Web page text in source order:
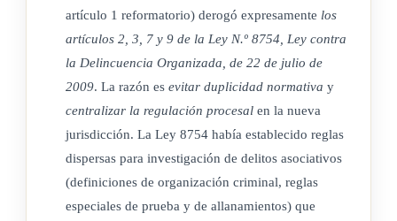
Se reforma el artículo 6 de la Ley N.º 8754, Ley contra la
Delincuencia Organizada, de 22 de julio de 2009. El texto es
el siguiente:
Artículo 6 Suspensión del término de prescripción de la
acción penal
El cómputo de la prescripción se suspenderá por lo siguiente:
artículo 1 reformatorio) derogó expresamente los
artículos 2, 3, 7 y 9 de la Ley N.º 8754, Ley contra
la Delincuencia Organizada, de 22 de julio de
2009. La razón es evitar duplicidad normativa y
centralizar la regulación procesal en la nueva
jurisdicción. La Ley 8754 había establecido reglas
dispersas para investigación de delitos asociativos
(definiciones de organización criminal, reglas
especiales de prueba y de allanamientos) que